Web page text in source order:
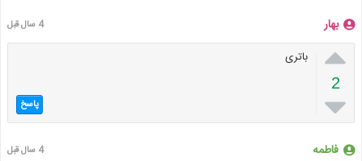
بهار 4 سال قبل

2

باتری
پاسخ
فاطمه 4 سال قبل